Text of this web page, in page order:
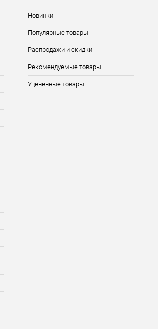
Новинки
Популярные товары
Распродажи и скидки
Рекомендуемые товары
Уцененные товары